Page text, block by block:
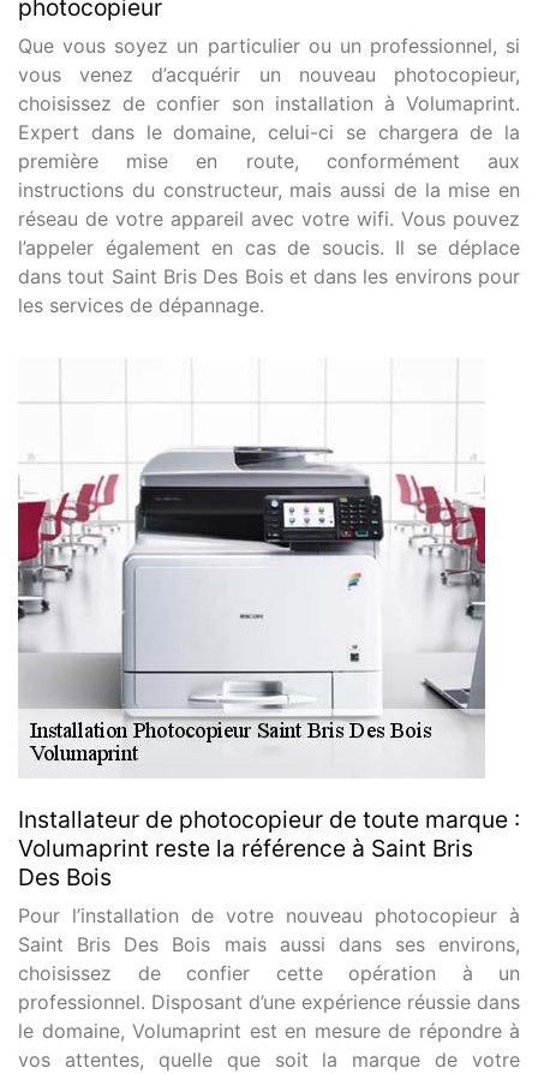
photocopieur
Que vous soyez un particulier ou un professionnel, si
vous venez d’acquérir un nouveau photocopieur,
choisissez de confier son installation à Volumaprint.
Expert dans le domaine, celui-ci se chargera de la
première mise en route, conformément aux
instructions du constructeur, mais aussi de la mise en
réseau de votre appareil avec votre wifi. Vous pouvez
l’appeler également en cas de soucis. Il se déplace
dans tout Saint Bris Des Bois et dans les environs pour
les services de dépannage.
Installateur de photocopieur de toute marque :
Volumaprint reste la référence à Saint Bris
Des Bois
Pour l’installation de votre nouveau photocopieur à
Saint Bris Des Bois mais aussi dans ses environs,
choisissez de confier cette opération à un
professionnel. Disposant d’une expérience réussie dans
le domaine, Volumaprint est en mesure de répondre à
vos attentes, quelle que soit la marque de votre